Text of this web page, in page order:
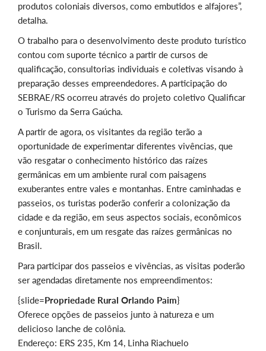
produtos coloniais diversos, como embutidos e alfajores”,
detalha.
O trabalho para o desenvolvimento deste produto turístico
contou com suporte técnico a partir de cursos de
qualificação, consultorias individuais e coletivas visando à
preparação desses empreendedores. A participação do
SEBRAE/RS ocorreu através do projeto coletivo Qualificar
o Turismo da Serra Gaúcha.
A partir de agora, os visitantes da região terão a
oportunidade de experimentar diferentes vivências, que
vão resgatar o conhecimento histórico das raízes
germânicas em um ambiente rural com paisagens
exuberantes entre vales e montanhas. Entre caminhadas e
passeios, os turistas poderão conferir a colonização da
cidade e da região, em seus aspectos sociais, econômicos
e conjunturais, em um resgate das raízes germânicas no
Brasil.
Para participar dos passeios e vivências, as visitas poderão
ser agendadas diretamente nos empreendimentos:
{slide=Propriedade Rural Orlando Paim}
Oferece opções de passeios junto à natureza e um
delicioso lanche de colônia.
Endereço: ERS 235, Km 14, Linha Riachuelo